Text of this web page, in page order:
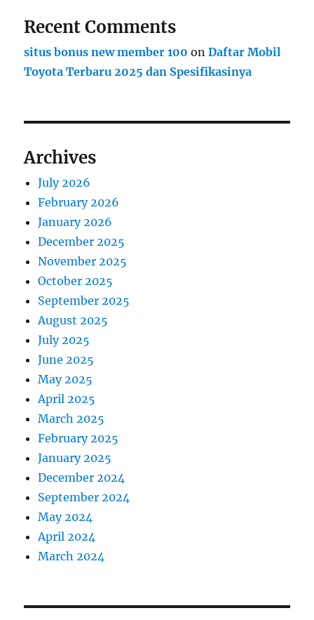
Recent Comments
situs bonus new member 100 onDaftar Mobil
Toyota Terbaru 2025 dan Spesifikasinya
Archives
July 2026
February 2026
January 2026
December 2025
November 2025
October 2025
September 2025
August 2025
July 2025
June 2025
May 2025
April 2025
March 2025
February 2025
January 2025
December 2024
September 2024
May 2024
April 2024
March 2024